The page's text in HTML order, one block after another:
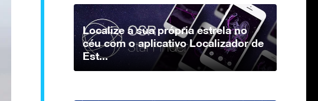
Localize a sua própria estrela no
céu com o aplicativo Localizador de
Est...